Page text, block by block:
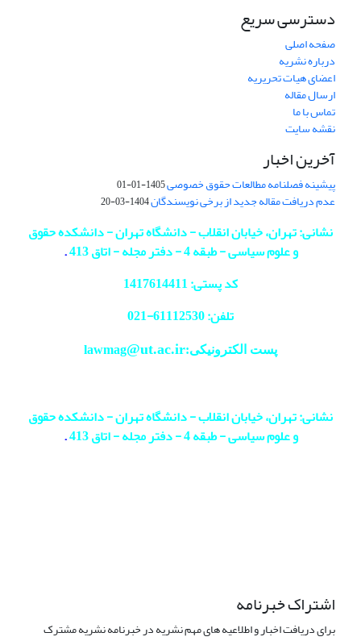
دسترسی سریع
صفحه اصلی
درباره نشریه
اعضای هیات تحریریه
ارسال مقاله
تماس با ما
نقشه سایت
آخرین اخبار
پیشینه فصلنامه مطالعات حقوق خصوصی1405-01-01
عدم دریافت مقاله جدید از برخی نویسندگان1404-03-20
نشانی: تهران، خیابان انقلاب - دانشگاه تهران - دانشکده حقوق
و علوم سیاسی - طبقه 4 - دفتر مجله - اتاق 413
.
کد پستی: 1417614411
تلفن: 61112530-
021
پست الکترونیکی:lawmag@ut.ac.ir
نشانی: تهران، خیابان انقلاب - دانشگاه تهران - دانشکده حقوق
و علوم سیاسی - طبقه 4 - دفتر مجله - اتاق 413
.
اشتراک خبرنامه
برای دریافت اخبار و اطلاعیه های مهم نشریه در خبرنامه نشریه مشترک